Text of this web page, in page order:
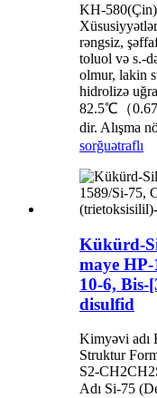
KH-
rəngsiz,
toluol və s.-
olmur, lakin
hidrolizə
82.5℃（
dir. Alışma
sorğuətraflı
Kükürd-
maye
10-6,
disulfid
Kimyəvi adı
Struktur
S2-
Adı Si-75